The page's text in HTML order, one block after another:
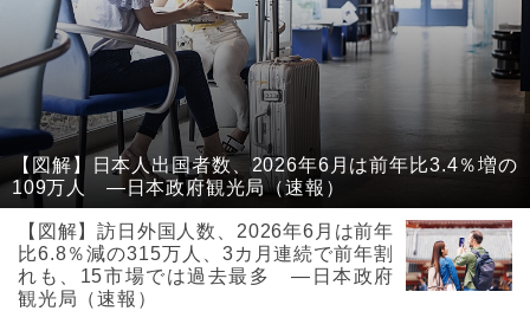
【図解】日本人出国者数、2026年6月は前年比3.4％増の
109万人 ―日本政府観光局（速報）
【図解】訪日外国人数、2026年6月は前年
比6.8％減の315万人、3カ月連続で前年割
れも、15市場では過去最多 ―日本政府
観光局（速報）